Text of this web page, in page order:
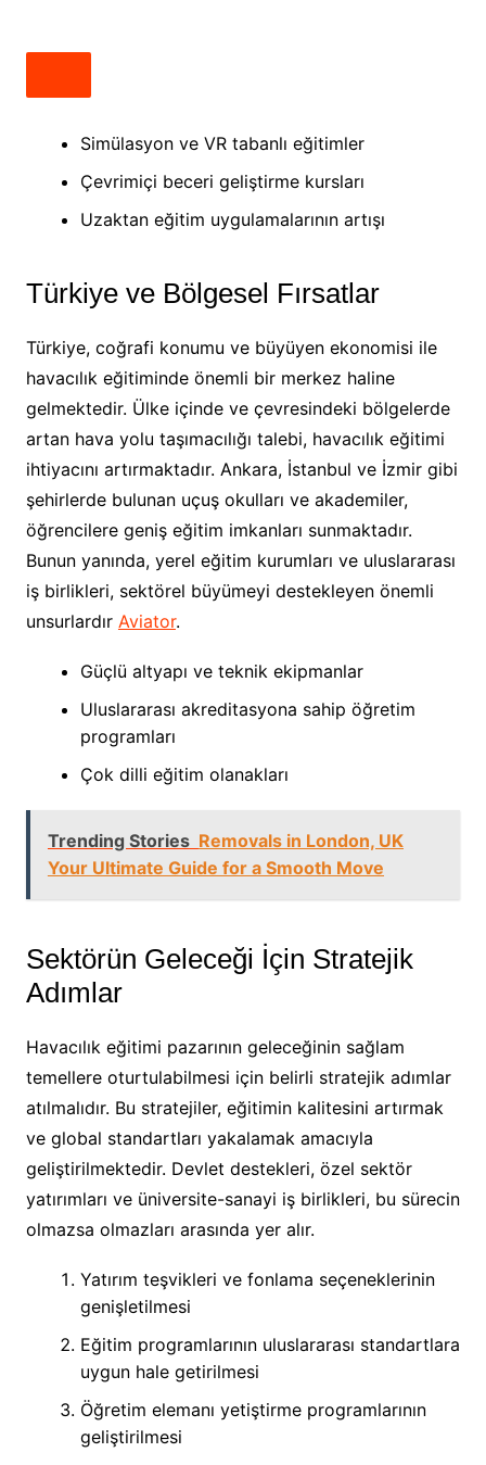
Simülasyon ve VR tabanlı eğitimler
Çevrimiçi beceri geliştirme kursları
Uzaktan eğitim uygulamalarının artışı
Türkiye ve Bölgesel Fırsatlar
Türkiye, coğrafi konumu ve büyüyen ekonomisi ile
havacılık eğitiminde önemli bir merkez haline
gelmektedir. Ülke içinde ve çevresindeki bölgelerde
artan hava yolu taşımacılığı talebi, havacılık eğitimi
ihtiyacını artırmaktadır. Ankara, İstanbul ve İzmir gibi
şehirlerde bulunan uçuş okulları ve akademiler,
öğrencilere geniş eğitim imkanları sunmaktadır.
Bunun yanında, yerel eğitim kurumları ve uluslararası
iş birlikleri, sektörel büyümeyi destekleyen önemli
unsurlardır Aviator.
Güçlü altyapı ve teknik ekipmanlar
Uluslararası akreditasyona sahip öğretim
programları
Çok dilli eğitim olanakları
Trending Stories Removals in London, UK
Your Ultimate Guide for a Smooth Move
Sektörün Geleceği İçin Stratejik
Adımlar
Havacılık eğitimi pazarının geleceğinin sağlam
temellere oturtulabilmesi için belirli stratejik adımlar
atılmalıdır. Bu stratejiler, eğitimin kalitesini artırmak
ve global standartları yakalamak amacıyla
geliştirilmektedir. Devlet destekleri, özel sektör
yatırımları ve üniversite-sanayi iş birlikleri, bu sürecin
olmazsa olmazları arasında yer alır.
Yatırım teşvikleri ve fonlama seçeneklerinin
genişletilmesi
Eğitim programlarının uluslararası standartlara
uygun hale getirilmesi
Öğretim elemanı yetiştirme programlarının
geliştirilmesi